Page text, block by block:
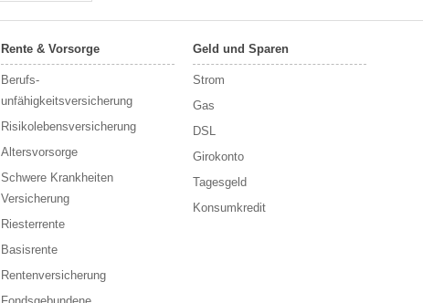
Rente & Vorsorge
Berufs­
unfähigkeitsversicherung
Risikolebensversicherung
Altersvorsorge
Schwere Krankheiten
Versicherung
Riesterrente
Basisrente
Rentenversicherung
Geld und Sparen
Strom
Gas
DSL
Girokonto
Tagesgeld
Konsumkredit